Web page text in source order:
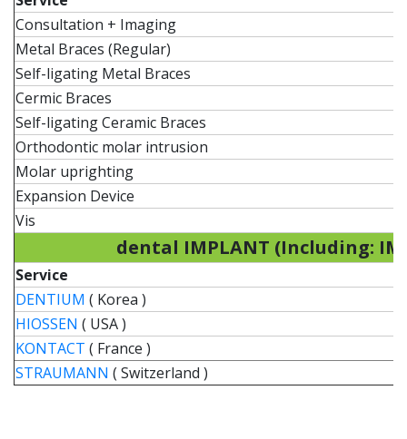
Consultation + Imaging
Metal Braces (Regular)
Self-ligating Metal Braces
Cermic Braces
Self-ligating Ceramic Braces
Orthodontic molar intrusion
Molar uprighting
Expansion Device
Vis
dental IMPLANT (Including:
Service
DENTIUM ( Korea )
HIOSSEN ( USA )
KONTACT ( France )
STRAUMANN ( Switzerland )